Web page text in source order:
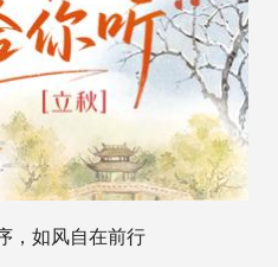
，如风自在前行